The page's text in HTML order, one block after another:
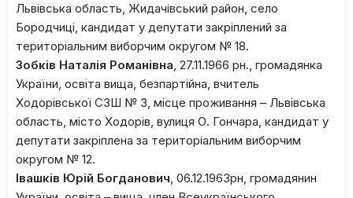
Львівська область, Жидачівський район, село
Бородчиці, кандидат у депутати закріплений за
територіальним виборчим округом № 18.
Зобків Наталія Романівна, 27.11.1966 рн., громадянка
України, освіта вища, безпартійна, вчитель
Ходорівської СЗШ № 3, місце проживання – Львівська
область, місто Ходорів, вулиця О. Гончара, кандидат у
депутати закріплена за територіальним виборчим
округом № 12.
Івашків Юрій Богданович, 06.12.1963рн, громадянин